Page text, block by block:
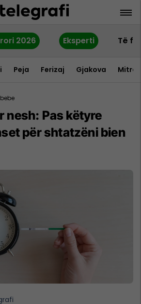
2026 Eksperti Të
Peja Ferizaj Gjakova
nesh: Pas këtyre
për shtatzëni bien